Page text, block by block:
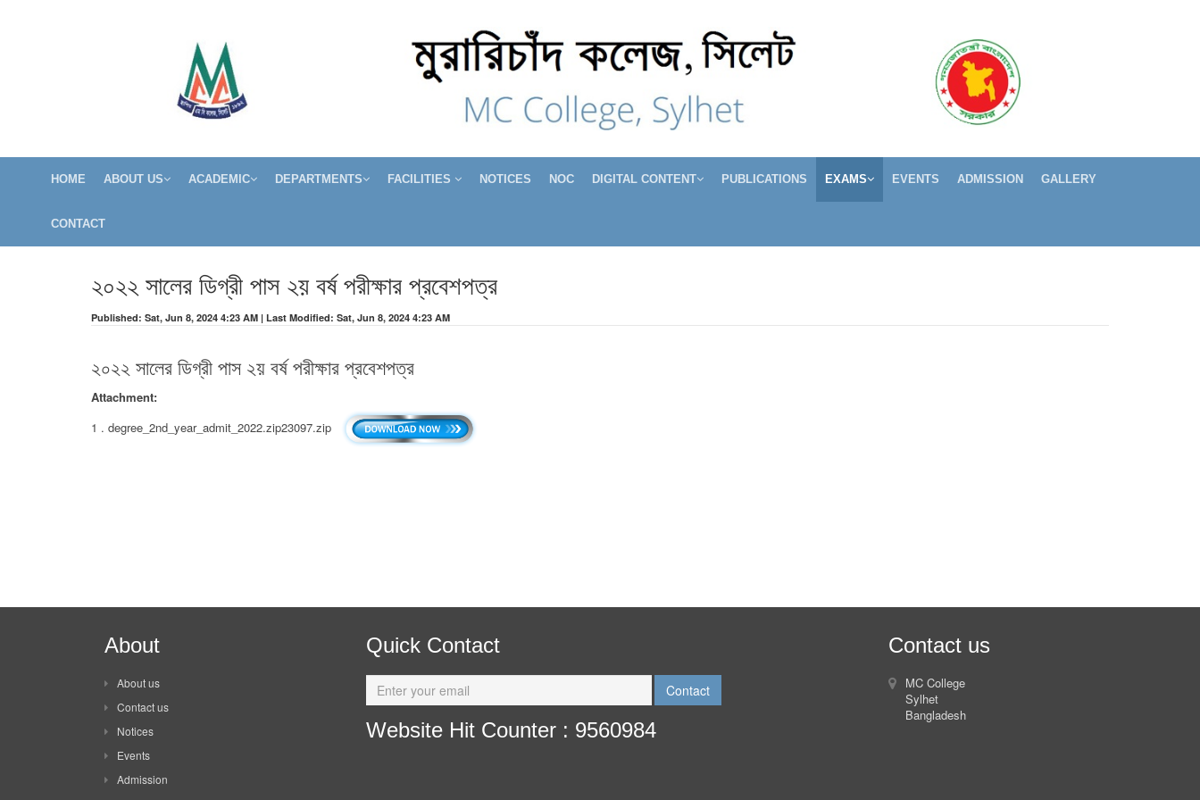
HOME ABOUT US ACADEMIC DEPARTMENTS FACILITIES NOTICES NOC DIGITAL CONTENT PUBLICATIONS EXAMS EVENTS ADMISSION GALLERY
CONTACT
২০২২ সালের ডিগ্রী পাস ২য় বর্ষ পরীক্ষার প্রবেশপত্র
Published: Sat, Jun 8, 2024 4:23 AM | Last Modified: Sat, Jun 8, 2024 4:23 AM
২০২২ সালের ডিগ্রী পাস ২য় বর্ষ পরীক্ষার প্রবেশপত্র
Attachment:
1 . degree_2nd_year_admit_2022.zip23097.zip
About
About us
Contact us
Notices
Events
Admission
Quick Contact
Website Hit Counter : 9560984
Contact us
MC College
Sylhet
Bangladesh